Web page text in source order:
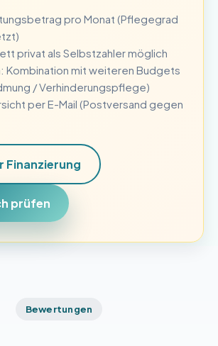
pro Monat (Pflegegrad
privat als Selbstzahler möglich
Kombination mit weiteren Budgets
/ Verhinderungspflege)
per E-Mail (Postversand gegen
Finanzierung
prüfen
Bewertungen